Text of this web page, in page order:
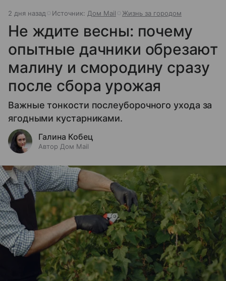
2 дня назад Источник: Дом Mail Жизнь за городом
Не ждите весны: почему
опытные дачники обрезают
малину и смородину сразу
после сбора урожая
Важные тонкости послеуборочного ухода за
ягодными кустарниками.
Галина Кобец
Автор Дом Mail